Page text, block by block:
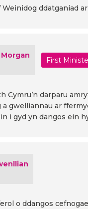
Weinidog ddatganiad
First
Cymru’n darparu
gwelliannau ar
i gyd yn dangos ein
o ddangos